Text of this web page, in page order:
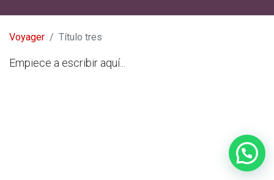
Voyager Título tres
Empiece a escribir aquí...